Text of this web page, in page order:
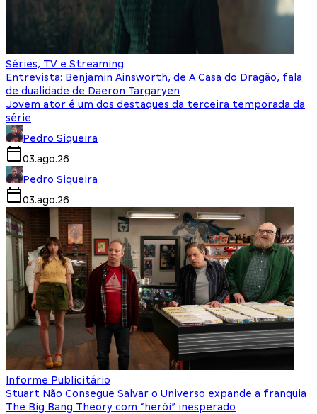
Séries, TV e Streaming
Entrevista: Benjamin Ainsworth, de A Casa do Dragão, fala
de dualidade de Daeron Targaryen
Jovem ator é um dos destaques da terceira temporada da
série
Pedro Siqueira
03.ago.26
Pedro Siqueira
03.ago.26
Informe Publicitário
Stuart Não Consegue Salvar o Universo expande a franquia
The Big Bang Theory com “herói” inesperado